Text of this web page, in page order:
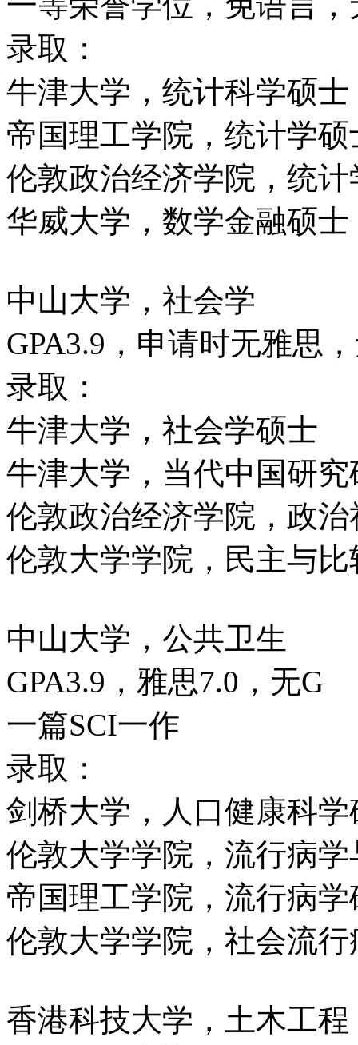
录取：
牛津大学，统计科学硕士
帝国理工学院，统计学硕
伦敦政治经济学院，统
华威大学，数学金融硕士
中山大学，社会学
GPA3.9，申请时无雅思
录取：
牛津大学，社会学硕士
牛津大学，当代中国研究
伦敦政治经济学院，政
伦敦大学学院，民主与
中山大学，公共卫生
GPA3.9，雅思7.0，无G
一篇SCI一作
录取：
剑桥大学，人口健康科学
伦敦大学学院，流行病
帝国理工学院，流行病学
伦敦大学学院，社会流
香港科技大学，土木工程